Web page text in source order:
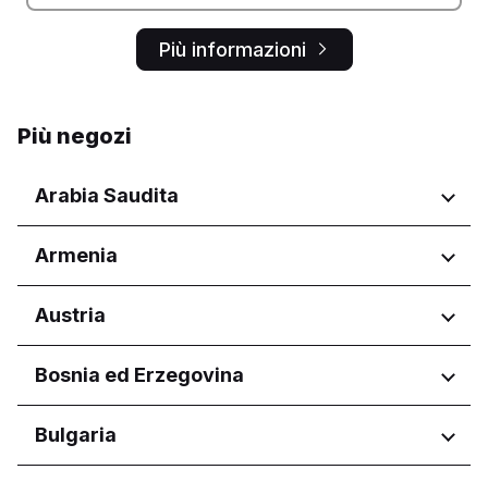
Più informazioni
Più negozi
Arabia Saudita
Regioni
Al Madinah Province
Al Qassim Province
Al-Riyad
Al-Sharqiyya
Aseer Province
Armenia
Regioni
Austria
Regioni
Bosnia ed Erzegovina
Regioni
Bulgaria